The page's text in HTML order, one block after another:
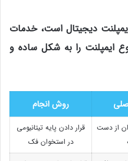
دیجیتال است، خدمات
ایمپلنت را به شکل ساده و
روش انجام
از دست
قرار دادن پایه تیتانیومی
در استخوان فک